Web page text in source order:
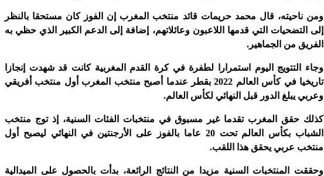
ومن ناحيته، قال محمد حريمات قائد منتخب المغرب إن الفوز كان مستحقا بالنظر
إلى التضحيات التي قدمها اللاعبون وعائلاتهم، إضافة إلى الدعم الكبير الذي حظي به
الفريق من الجماهير.
وجاء التتويج اليوم استمرارا لطفرة في كرة القدم المغربية كانت قد شهدت إنجازا
تاريخيا في كأس العالم 2022 بقطر عندما أصبح منتخب المغرب أول منتخب أفريقي
وعربي يبلغ الدور قبل النهائي لكأس العالم.
كذلك حقق المغرب تقدما غير مسبوق في منتخبات الفئات السنية، إذ توج منتخب
الشباب بكأس العالم تحت 20 عاما بالفوز على الأرجنتين في النهائي ليصبح أول
منتخب عربي يحقق هذا اللقب.
وحققت المنتخبات السنية مزيدا من النتائج الرائعة، بدأت بالحصول على الميدالية